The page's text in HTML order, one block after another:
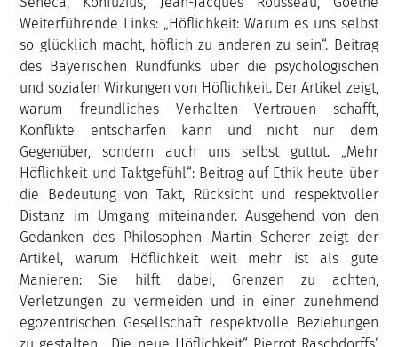
Weiterführende Links: „Höflichkeit: Warum es uns selbst
so glücklich macht, höflich zu anderen zu sein“. Beitrag
des Bayerischen Rundfunks über die psychologischen
und sozialen Wirkungen von Höflichkeit. Der Artikel zeigt,
warum freundliches Verhalten Vertrauen schafft,
Konflikte entschärfen kann und nicht nur dem
Gegenüber, sondern auch uns selbst guttut. „Mehr
Höflichkeit und Taktgefühl“: Beitrag auf Ethik heute über
die Bedeutung von Takt, Rücksicht und respektvoller
Distanz im Umgang miteinander. Ausgehend von den
Gedanken des Philosophen Martin Scherer zeigt der
Artikel, warum Höflichkeit weit mehr ist als gute
Manieren: Sie hilft dabei, Grenzen zu achten,
Verletzungen zu vermeiden und in einer zunehmend
egozentrischen Gesellschaft respektvolle Beziehungen